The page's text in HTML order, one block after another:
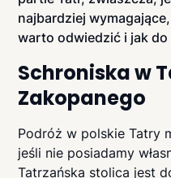
najbardziej
warto odwiedzić i jak
Schroniska w
Zakopanego
Podróż w polskie Tatry
jeśli nie posiadamy
Tatrzańska stolica jest